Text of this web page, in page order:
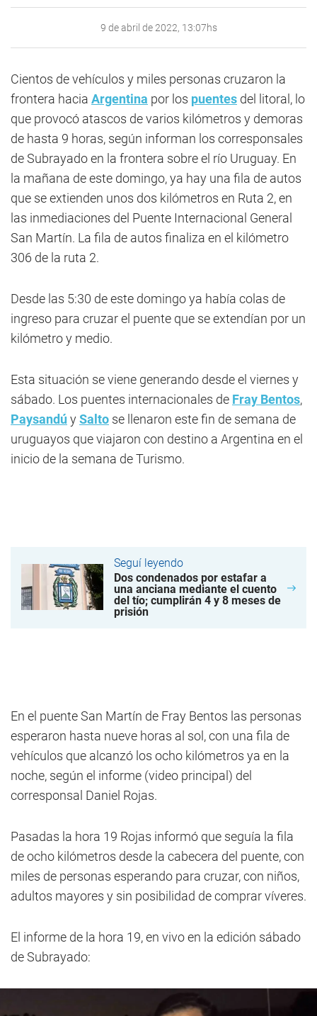
9 de abril de 2022, 13:07hs
Cientos de vehículos y miles personas cruzaron la
frontera hacia Argentina por los puentes del litoral, lo
que provocó atascos de varios kilómetros y demoras
de hasta 9 horas, según informan los corresponsales
de Subrayado en la frontera sobre el río Uruguay. En
la mañana de este domingo, ya hay una fila de autos
que se extienden unos dos kilómetros en Ruta 2, en
las inmediaciones del Puente Internacional General
San Martín. La fila de autos finaliza en el kilómetro
306 de la ruta 2.
Desde las 5:30 de este domingo ya había colas de
ingreso para cruzar el puente que se extendían por un
kilómetro y medio.
Esta situación se viene generando desde el viernes y
sábado. Los puentes internacionales de Fray Bentos,
PaysandúySalto se llenaron este fin de semana de
uruguayos que viajaron con destino a Argentina en el
inicio de la semana de Turismo.
Seguí leyendo
Dos condenados por estafar a
una anciana mediante el cuento
del tío; cumplirán 4 y 8 meses de
prisión
En el puente San Martín de Fray Bentos las personas
esperaron hasta nueve horas al sol, con una fila de
vehículos que alcanzó los ocho kilómetros ya en la
noche, según el informe (video principal) del
corresponsal Daniel Rojas.
Pasadas la hora 19 Rojas informó que seguía la fila
de ocho kilómetros desde la cabecera del puente, con
miles de personas esperando para cruzar, con niños,
adultos mayores y sin posibilidad de comprar víveres.
El informe de la hora 19, en vivo en la edición sábado
de Subrayado: